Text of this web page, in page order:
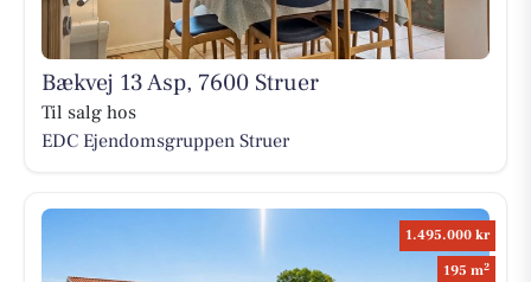
Bækvej 13 Asp, 7600 Struer
Til salg hos
EDC Ejen­doms­grup­pen Struer
1.495.000 kr
195 m2